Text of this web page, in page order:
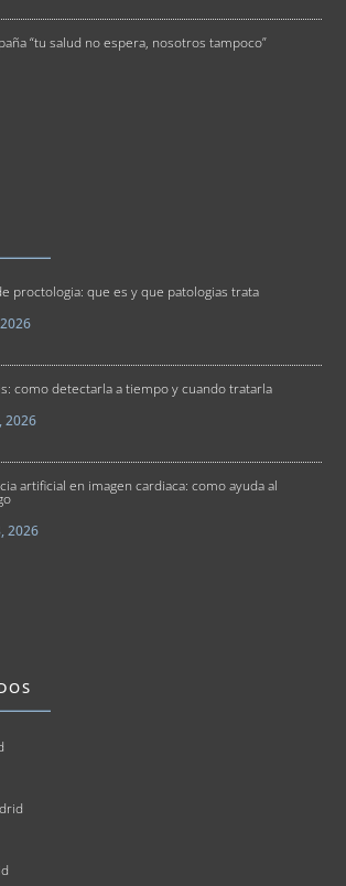
“tu salud no espera, nosotros tampoco”
proctologia: que es y que patologias trata
como detectarla a tiempo y cuando tratarla
2026
artificial en imagen cardiaca: como ayuda al
2026